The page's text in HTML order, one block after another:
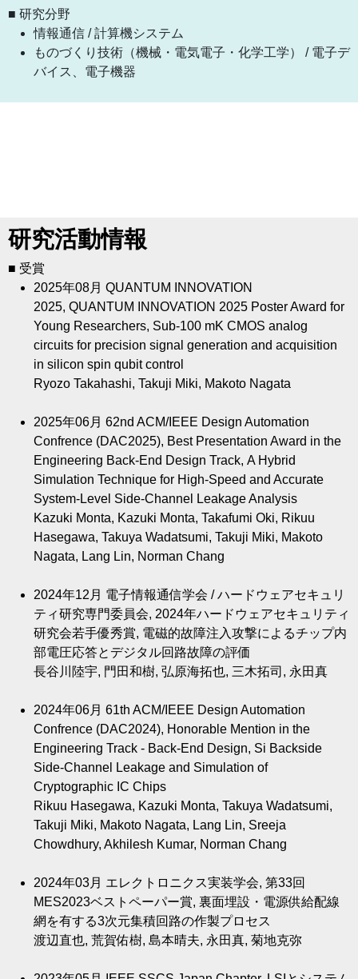
■ 研究分野
情報通信 / 計算機システム
ものづくり技術（機械・電気電子・化学工学） / 電子デ
バイス、電子機器
研究活動情報
■ 受賞
2025年08月 QUANTUM INNOVATION
2025, QUANTUM INNOVATION 2025 Poster Award for
Young Researchers, Sub-100 mK CMOS analog
circuits for precision signal generation and acquisition
in silicon spin qubit control
Ryozo Takahashi, Takuji Miki, Makoto Nagata
2025年06月 62nd ACM/IEEE Design Automation
Confrence (DAC2025), Best Presentation Award in the
Engineering Back-End Design Track, A Hybrid
Simulation Technique for High-Speed and Accurate
System-Level Side-Channel Leakage Analysis
Kazuki Monta, Kazuki Monta, Takafumi Oki, Rikuu
Hasegawa, Takuya Wadatsumi, Takuji Miki, Makoto
Nagata, Lang Lin, Norman Chang
2024年12月 電子情報通信学会 / ハードウェアセキュリ
ティ研究専門委員会, 2024年ハードウェアセキュリティ
研究会若手優秀賞, 電磁的故障注入攻撃によるチップ内
部電圧応答とデジタル回路故障の評価
長谷川陸宇, 門田和樹, 弘原海拓也, 三木拓司, 永田真
2024年06月 61th ACM/IEEE Design Automation
Confrence (DAC2024), Honorable Mention in the
Engineering Track - Back-End Design, Si Backside
Side-Channel Leakage and Simulation of
Cryptographic IC Chips
Rikuu Hasegawa, Kazuki Monta, Takuya Wadatsumi,
Takuji Miki, Makoto Nagata, Lang Lin, Sreeja
Chowdhury, Akhilesh Kumar, Norman Chang
2024年03月 エレクトロニクス実装学会, 第33回
MES2023ベストペーパー賞, 裏面埋設・電源供給配線
網を有する3次元集積回路の作製プロセス
渡辺直也, 荒賀佑樹, 島本晴夫, 永田真, 菊地克弥